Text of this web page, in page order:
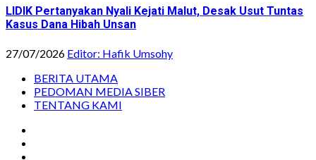
LIDIK Pertanyakan Nyali Kejati Malut, Desak Usut Tuntas
Kasus Dana Hibah Unsan
27/07/2026 Editor: Hafik Umsohy
BERITA UTAMA
PEDOMAN MEDIA SIBER
TENTANG KAMI